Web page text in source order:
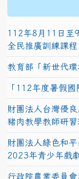
112年8月11日至
全民推廣訓練課
教育部「新世代環
「112年度暑假國
財團法人台灣優
豬肉教學教師研習
財團法人綠色和
2023年青少年戲
行政院農業委員